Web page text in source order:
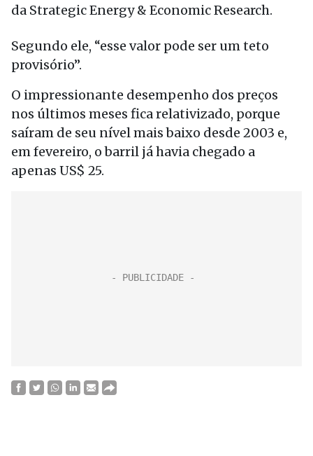
da Strategic Energy & Economic Research.
Segundo ele, “esse valor pode ser um teto
provisório”.
O impressionante desempenho dos preços
nos últimos meses fica relativizado, porque
saíram de seu nível mais baixo desde 2003 e,
em fevereiro, o barril já havia chegado a
apenas US$ 25.